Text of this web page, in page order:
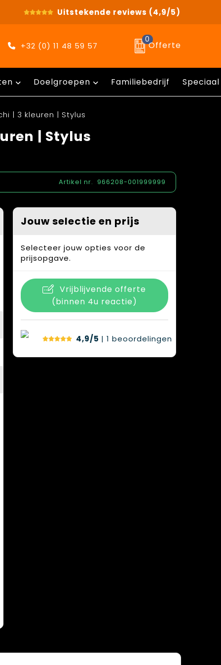
Uitstekende reviews (4,9/5)
+32 (0) 11 48 59 57
0
Offerte
Doelgroepen Familiebedrijf
| 3 kleuren | Stylus
| Stylus
Artikel nr. 966208-001999999
Jouw selectie en prijs
Selecteer jouw opties voor de
prijsopgave.
Vrijblijvende offerte
(binnen 4u reactie)
4,9/5 | 1 beoordelingen